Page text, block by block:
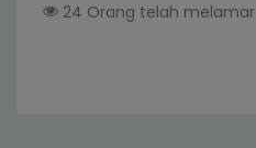
24 Orang telah melamar